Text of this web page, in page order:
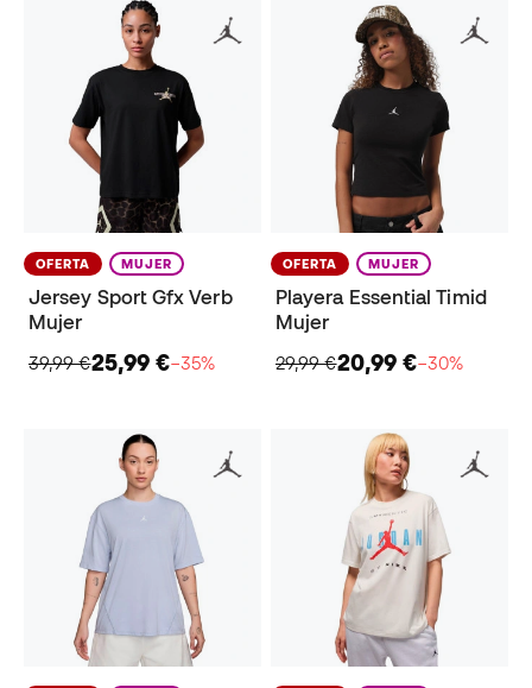
OFERTA MUJER
Jersey Sport Gfx Verb
Mujer
39,99 €25,99 €−35%
OFERTA MUJER
Playera Essential Timid
Mujer
29,99 €20,99 €−30%